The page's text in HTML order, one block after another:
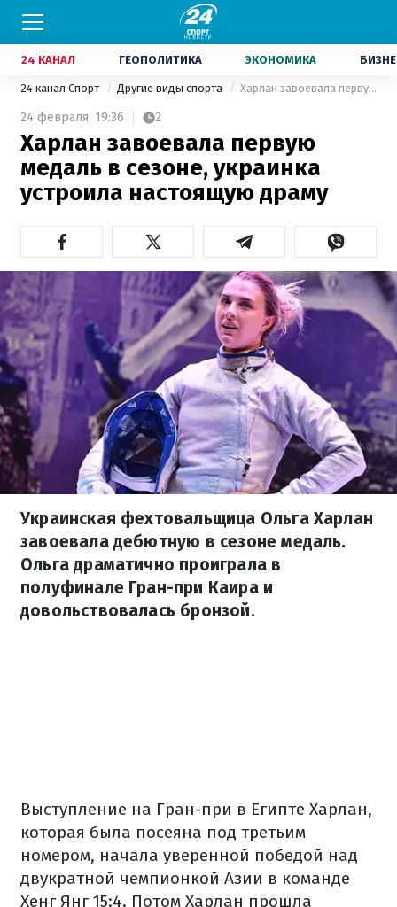
24 КАНАЛ ГЕОПОЛИТИКА ЭКОНОМИКА
24 канал Спорт Другие виды спорта Харлан завоевала первую медаль в сезоне, украинка устроила настоящую драму
24 февраля, 19:36 2
Харлан завоевала первую
медаль в сезоне, украинка
устроила настоящую драму
Украинская фехтовальщица Ольга Харлан
завоевала дебютную в сезоне медаль.
Ольга драматично проиграла в
полуфинале Гран-при Каира и
довольствовалась бронзой.
Выступление на Гран-при в Египте Харлан,
которая была посеяна под третьим
номером, начала уверенной победой над
двукратной чемпионкой Азии в команде
Хенг Янг 15:4. Потом Харлан прошла